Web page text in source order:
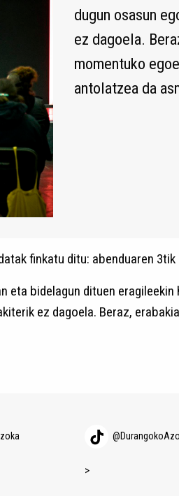
dugun osasun
ez dagoela.
momentuko
antolatzea da
finkatu ditu: abenduaren 3tik
bidelagun dituen
ez dagoela. Beraz,
>